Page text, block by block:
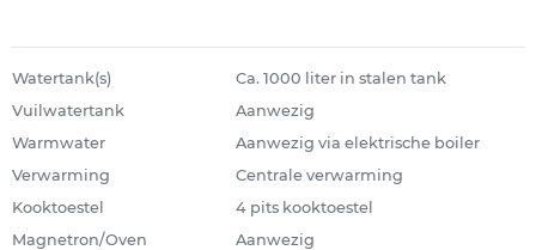
Watertank(s)
Ca. 1000 liter in stalen tank
Vuilwatertank
Aanwezig
Warmwater
Aanwezig via elektrische boiler
Verwarming
Centrale verwarming
Kooktoestel
4 pits kooktoestel
Magnetron/Oven
Aanwezig